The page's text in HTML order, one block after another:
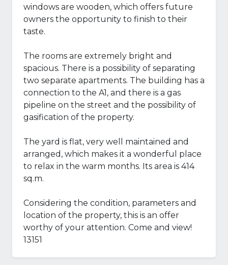
windows are wooden, which offers future
owners the opportunity to finish to their
taste.
The rooms are extremely bright and
spacious. There is a possibility of separating
two separate apartments. The building has a
connection to the A1, and there is a gas
pipeline on the street and the possibility of
gasification of the property.
The yard is flat, very well maintained and
arranged, which makes it a wonderful place
to relax in the warm months. Its area is 414
sq.m.
Considering the condition, parameters and
location of the property, this is an offer
worthy of your attention. Come and view!
13151